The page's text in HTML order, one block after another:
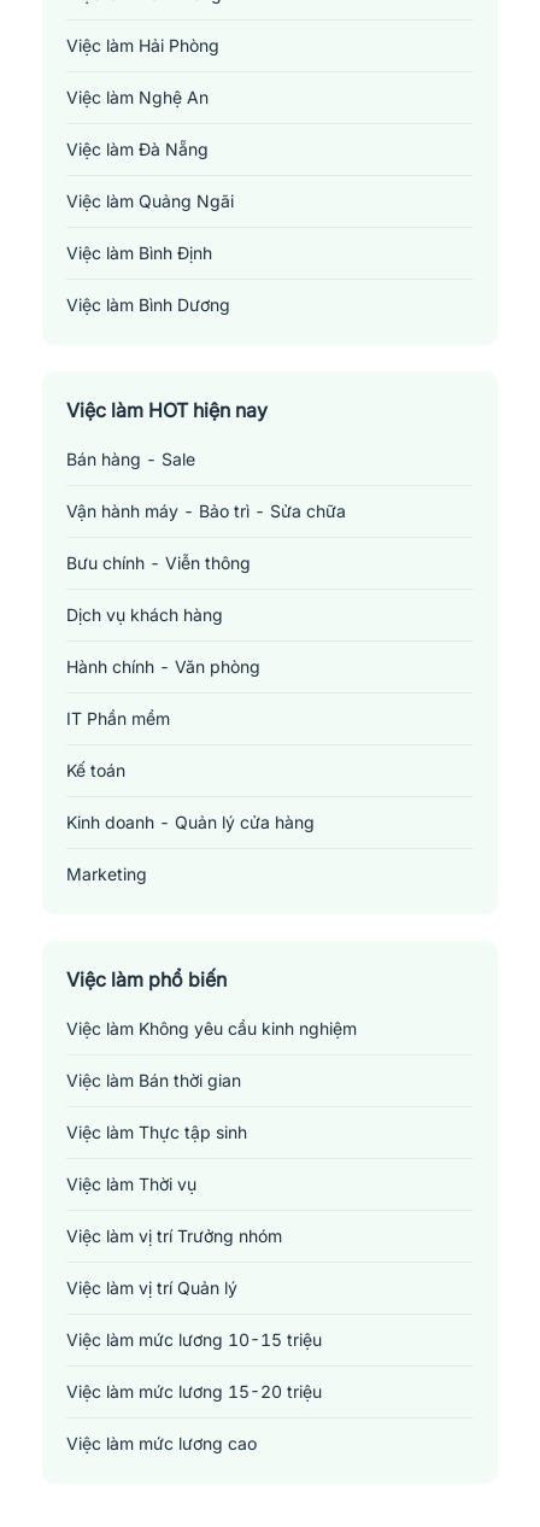
Việc làm Hải Phòng
Việc làm Nghệ An
Việc làm Đà Nẵng
Việc làm Quảng Ngãi
Việc làm Bình Định
Việc làm Bình Dương
Việc làm TP. Hồ Chí Minh
Việc làm Cần Thơ
Việc làm HOT hiện nay
Bán hàng - Sale
Vận hành máy - Bảo trì - Sửa chữa
Bưu chính - Viễn thông
Dịch vụ khách hàng
Hành chính - Văn phòng
IT Phần mềm
Kế toán
Kinh doanh - Quản lý cửa hàng
Marketing
Tài chính - Đầu tư - Chứng khoán
Xây dựng
Y tế - Chăm sóc sức khỏe
Việc làm phổ biến
Việc làm Không yêu cầu kinh nghiệm
Việc làm Bán thời gian
Việc làm Thực tập sinh
Việc làm Thời vụ
Việc làm vị trí Trưởng nhóm
Việc làm vị trí Quản lý
Việc làm mức lương 10-15 triệu
Việc làm mức lương 15-20 triệu
Việc làm mức lương cao